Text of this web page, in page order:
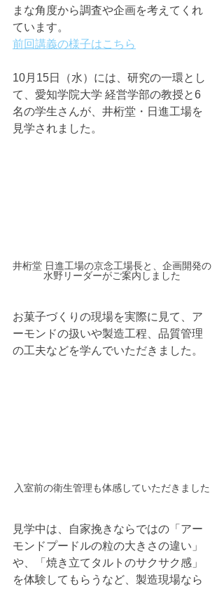
まな角度から調査や企画を考えてくれ
ています。
前回講義の様子はこちら
10月15日（水）には、研究の一環とし
て、愛知学院大学 経営学部の教授と6
名の学生さんが、井桁堂・日進工場を
見学されました。
井桁堂 日進工場の京念工場長と、企画開発の
水野リーダーがご案内しました
お菓子づくりの現場を実際に見て、ア
ーモンドの扱いや製造工程、品質管理
の工夫などを学んでいただきました。
入室前の衛生管理も体感していただきました
見学中は、自家挽きならではの「アー
モンドプードルの粒の大きさの違い」
や、「焼き立てタルトのサクサク感」
を体験してもらうなど、製造現場なら